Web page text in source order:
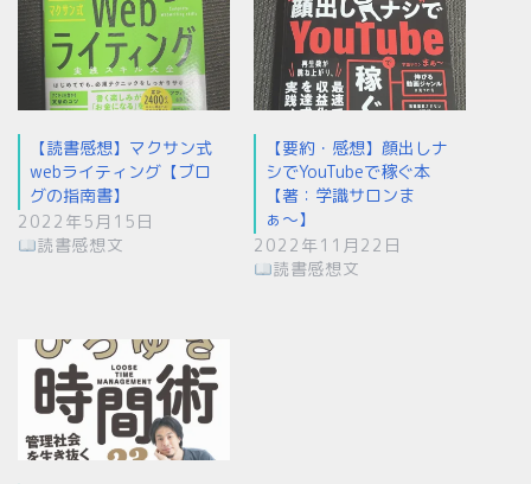
【読書感想】マクサン式
webライティング【ブロ
グの指南書】
2022年5月15日
読書感想文
【要約・感想】顔出しナ
シでYouTubeで稼ぐ本
【著：学識サロンま
ぁ〜】
2022年11月22日
読書感想文